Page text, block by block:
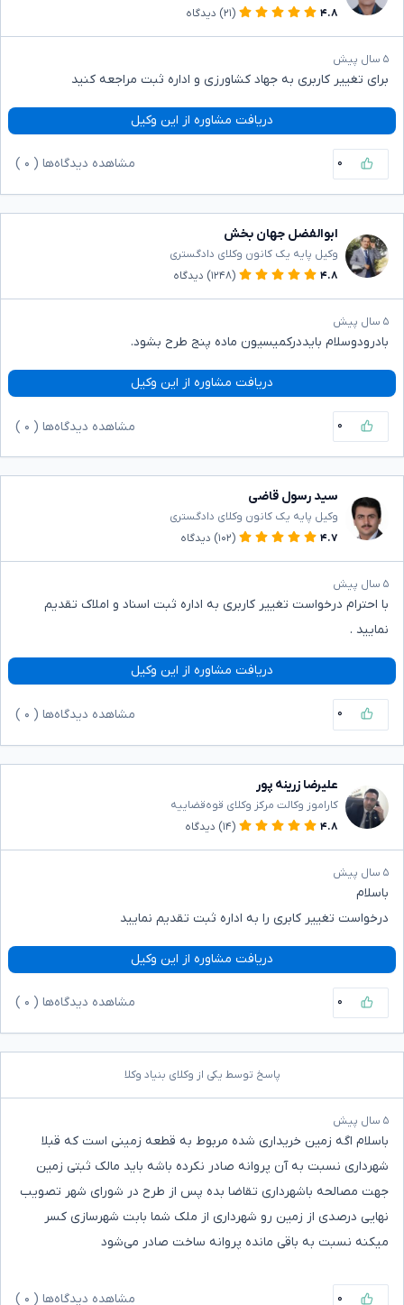
۴.۸
(۲۱) دیدگاه
۵ سال پیش
برای تغییر کاربری به جهاد کشاورزی و اداره ثبت مراجعه کنید
دریافت مشاوره از این وکیل
۰ مشاهده دیدگاه‌ها ( ۰
ابوالفضل جهان بخش
وکیل پایه یک کانون وکلای دادگستری
۴.۸
(۱۲۴۸) دیدگاه
۵ سال پیش
بادرودوسلام بایددرکمیسیون ماده پنج طرح بشود.
دریافت مشاوره از این وکیل
۰ مشاهده دیدگاه‌ها ( ۰
سید رسول قاضی
وکیل پایه یک کانون وکلای دادگستری
۴.۷
(۱۰۲) دیدگاه
۵ سال پیش
با احترام درخواست تغییر کاربری به اداره ثبت اسناد و املاک تقدیم
نمایید .
دریافت مشاوره از این وکیل
۰ مشاهده دیدگاه‌ها ( ۰
علیرضا زرینه پور
کاراموز وکالت مرکز وکلای قوه‌قضاییه
۴.۸
(۱۴) دیدگاه
۵ سال پیش
باسلام
درخواست تغییر کابری را به اداره ثبت تقدیم نمایید
دریافت مشاوره از این وکیل
۰ مشاهده دیدگاه‌ها ( ۰
پاسخ توسط یکی از وکلای بنیاد وکلا
۵ سال پیش
باسلام اگه زمین خریداری شده مربوط به قطعه زمینی است که قبلا
شهرداری نسبت به آن پروانه صادر نکرده باشه باید مالک ثبتی زمین
جهت مصالحه باشهرداری تقاضا بده ‌پس از طرح در شورای شهر ‌تصویب
نهایی درصدی از زمین رو شهرداری از ملک شما بابت شهرسازی کسر
میکنه ‌نسبت به باقی مانده پروانه ساخت صادر می‌شود
۰ مشاهده دیدگاه‌ها ( ۰